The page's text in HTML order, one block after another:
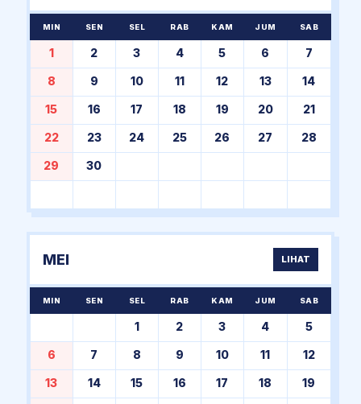
MIN SEN SEL RAB KAM JUM SAB
1 2 3 4 5 6 7
8 9 10 11 12 13 14
15 16 17 18 19 20 21
22 23 24 25 26 27 28
29 30
MEI LIHAT
MIN SEN SEL RAB KAM JUM SAB
1 2 3 4 5
6 7 8 9 10 11 12
13 14 15 16 17 18 19